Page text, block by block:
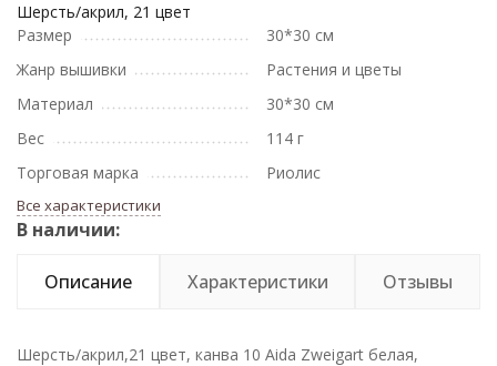
Шерсть/акрил, 21 цвет
Размер
30*30 см
Жанр вышивки
Растения и цветы
Материал
30*30 см
Вес
114 г
Торговая марка
Риолис
Все характеристики
В наличии:
Описание Характеристики Отзывы
Шерсть/акрил,21 цвет, канва 10 Aida Zweigart белая,